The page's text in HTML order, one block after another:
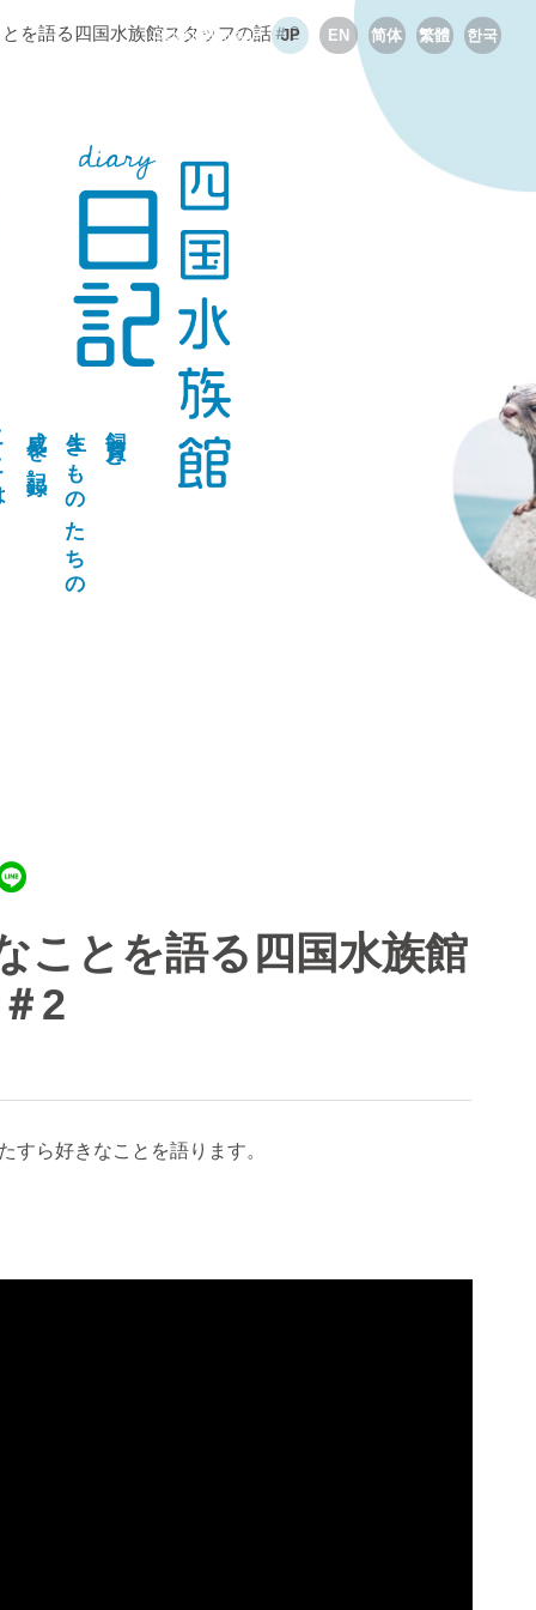
Select language JP EN 简体 繁體 한국
を語る四国水族館スタッフの話＃2
飼育員と
生きものたちの
成長を記録。
ことを語る四国水族館
2
すら好きなことを語ります。